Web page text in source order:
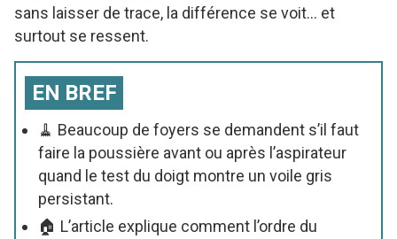
sans laisser de trace, la différence se voit… et
surtout se ressent.
EN BREF
🧹 Beaucoup de foyers se demandent s’il faut
faire la poussière avant ou après l’aspirateur
quand le test du doigt montre un voile gris
persistant.
🏠 L’article explique comment l’ordre du